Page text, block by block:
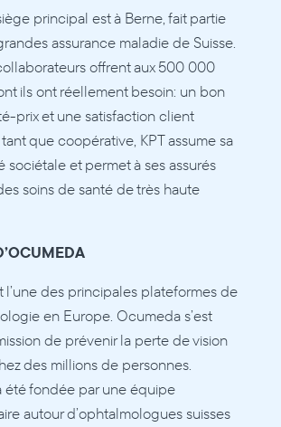
principal est à Berne, fait partie
assurance maladie de Suisse.
offrent aux 500 000
ils ont réellement besoin: un bon
prix et une satisfaction client
que coopérative, KPT assume sa
sociétale et permet à ses assurés
soins de santé de très haute
l’une des principales plateformes de
en Europe. Ocumeda s’est
de prévenir la perte de vision
des millions de personnes.
été fondée par une équipe
autour d’ophtalmologues suisses